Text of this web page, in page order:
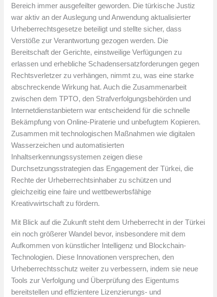
Bereich immer ausgefeilter geworden. Die türkische Justiz
war aktiv an der Auslegung und Anwendung aktualisierter
Urheberrechtsgesetze beteiligt und stellte sicher, dass
Verstöße zur Verantwortung gezogen werden. Die
Bereitschaft der Gerichte, einstweilige Verfügungen zu
erlassen und erhebliche Schadensersatzforderungen gegen
Rechtsverletzer zu verhängen, nimmt zu, was eine starke
abschreckende Wirkung hat. Auch die Zusammenarbeit
zwischen dem TPTO, den Strafverfolgungsbehörden und
Internetdienstanbietern war entscheidend für die schnelle
Bekämpfung von Online-Piraterie und unbefugtem Kopieren.
Zusammen mit technologischen Maßnahmen wie digitalen
Wasserzeichen und automatisierten
Inhaltserkennungssystemen zeigen diese
Durchsetzungsstrategien das Engagement der Türkei, die
Rechte der Urheberrechtsinhaber zu schützen und
gleichzeitig eine faire und wettbewerbsfähige
Kreativwirtschaft zu fördern.
Mit Blick auf die Zukunft steht dem Urheberrecht in der Türkei
ein noch größerer Wandel bevor, insbesondere mit dem
Aufkommen von künstlicher Intelligenz und Blockchain-
Technologien. Diese Innovationen versprechen, den
Urheberrechtsschutz weiter zu verbessern, indem sie neue
Tools zur Verfolgung und Überprüfung des Eigentums
bereitstellen und effizientere Lizenzierungs- und